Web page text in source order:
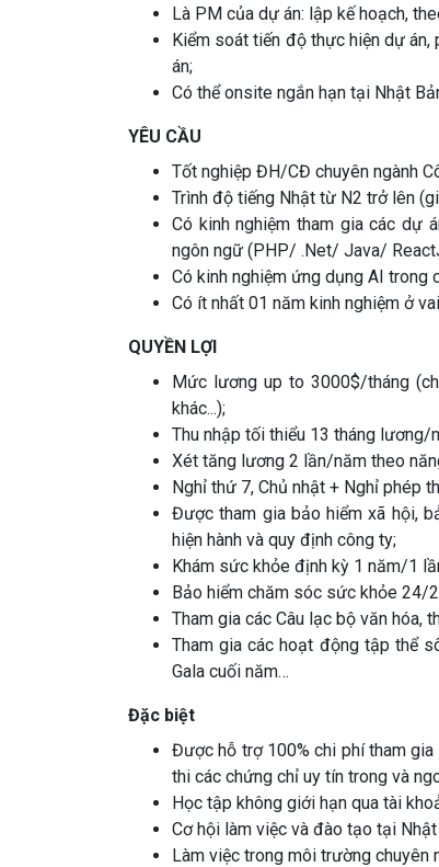
Là PM của dự án: lập kế hoạch,
Kiểm soát tiến độ thực hiện dự
án;
Có thể onsite ngắn hạn tại Nhật
YÊU CẦU
Tốt nghiệp ĐH/CĐ chuyên ngành
Trình độ tiếng Nhật từ N2 trở lên
Có kinh nghiệm tham gia các dự
ngôn ngữ (PHP/ .Net/ Java/
Có kinh nghiệm ứng dụng AI trong
Có ít nhất 01 năm kinh nghiệm ở
QUYỀN LỢI
Mức lương up to 3000$/tháng
khác...);
Thu nhập tối thiểu 13 tháng lương/
Xét tăng lương 2 lần/năm theo
Nghỉ thứ 7, Chủ nhật + Nghỉ phép
Được tham gia bảo hiểm xã hội,
hiện hành và quy định công ty;
Khám sức khỏe định kỳ 1 năm/1
Bảo hiểm chăm sóc sức khỏe 24/
Tham gia các Câu lạc bộ văn hóa,
Tham gia các hoạt động tập thể
Gala cuối năm…
Đặc biệt
Được hỗ trợ 100% chi phí tham gia
thi các chứng chỉ uy tín trong và
Học tập không giới hạn qua tài
Cơ hội làm việc và đào tạo tại
Làm việc trong môi trường chuyên